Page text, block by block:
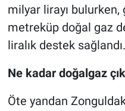
milyar lirayı
metreküp doğal gaz
liralık destek sağlandı.
Ne kadar doğalgaz
Öte yandan